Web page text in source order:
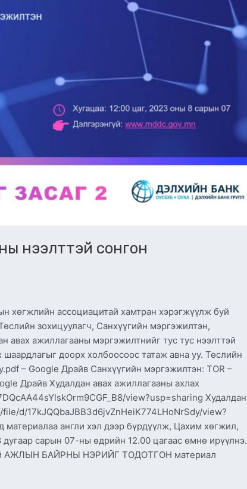
нээлттэй сонгон
хөгжлийн ассоциацитай хамтран хэрэгжүүлж буй
зохицуулагч, Санхүүгийн мэргэжилтэн,
авах ажиллагааны мэргэжилтнийг тус тус нээлттэй
доорх холбоосоос татаж авна уу. Төслийн
– Google Драйв Санхүүгийн мэргэжилтэн: TOR –
Драйв Худалдан авах ажиллагааны ахлах
view?usp=sharing Худалдан
d/17kJQQbaJBB3d6jvZnHeiK774LHoNrSdy/view?
материалаа англи хэл дээр бүрдүүлж, Цахим хөгжил,
сарын 07-ны өдрийн 12.00 цагаас өмнө ирүүлнэ.
АЖЛЫН БАЙРНЫ НЭРИЙГ ТОДОТГОН материал